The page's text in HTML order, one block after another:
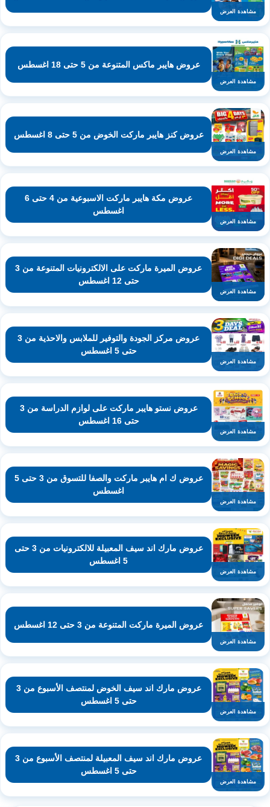
مشاهدة العرض
مشاهدة العرض
عروض هايبر ماكس المتنوعة من 5 حتى 18 اغسطس
مشاهدة العرض
عروض كنز هايبر ماركت الخوض من 5 حتى 8 اغسطس
مشاهدة العرض
عروض مكة هايبر ماركت الاسبوعية من 4 حتى 6
اغسطس
مشاهدة العرض
عروض الميرة ماركت على الالكترونيات المتنوعة من 3
حتى 12 اغسطس
مشاهدة العرض
عروض مركز الجودة والتوفير للملابس والاحذية من 3
حتى 5 اغسطس
مشاهدة العرض
عروض نستو هايبر ماركت على لوازم الدراسة من 3
حتى 16 اغسطس
مشاهدة العرض
عروض ك ام هايبر ماركت والصفا للتسوق من 3 حتى 5
اغسطس
مشاهدة العرض
عروض مارك اند سيف المعبيلة للالكترونيات من 3 حتى
5 اغسطس
مشاهدة العرض
عروض الميرة ماركت المتنوعة من 3 حتى 12 اغسطس
مشاهدة العرض
عروض مارك اند سيف الخوض لمنتصف الأسبوع من 3
حتى 5 اغسطس
مشاهدة العرض
عروض مارك اند سيف المعبيلة لمنتصف الأسبوع من 3
حتى 5 اغسطس